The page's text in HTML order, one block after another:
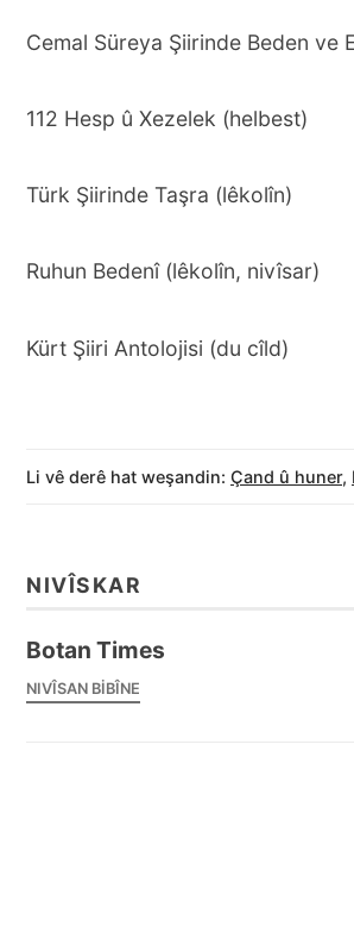
Cemal Süreya Şiirinde Beden ve
112 Hesp û Xezelek (helbest)
Türk Şiirinde Taşra (lêkolîn)
Ruhun Bedenî (lêkolîn, nivîsar)
Kürt Şiiri Antolojisi (du cîld)
Li vê derê hat weşandin: Çand û huner,
NIVÎSKAR
Botan Times
NIVÎSAN BIBÎNE